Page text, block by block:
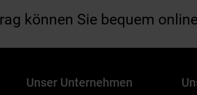
können Sie bequem
Unser Unternehmen